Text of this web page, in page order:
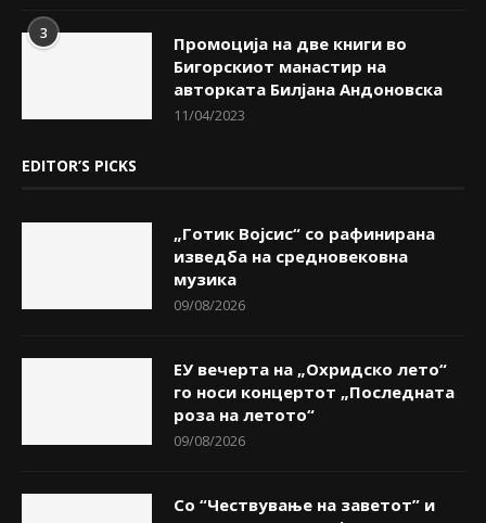
3
Промоција на две книги во
Бигорскиот манастир на
авторката Билјана Андоновска
11/04/2023
EDITOR’S PICKS
„Готик Војсис“ со рафинирана
изведба на средновековна
музика
09/08/2026
ЕУ вечерта на „Охридско лето“
го носи концертот „Последната
роза на летото“
09/08/2026
Со “Чествување на заветот” и